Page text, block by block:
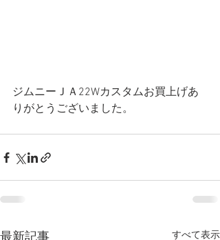
ジムニーＪＡ22Wカスタムお買上げあ
りがとうございました。
すべて表示